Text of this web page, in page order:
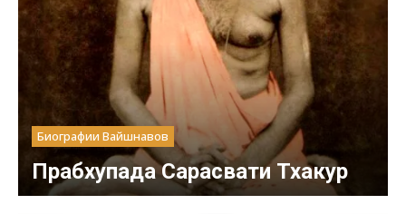
Биографии Вайшнавов
Прабхупада Сарасвати Тхакур